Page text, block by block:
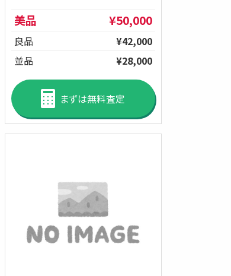
美品 ¥50,000
良品
¥42,000
並品
¥28,000
まずは無料査定